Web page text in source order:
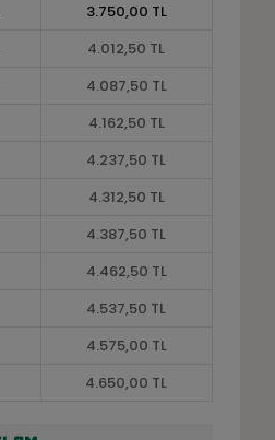
3.750,00 TL
4.012,50 TL
4.087,50 TL
4.162,50 TL
4.237,50 TL
4.312,50 TL
4.387,50 TL
4.462,50 TL
4.537,50 TL
4.575,00 TL
4.650,00 TL